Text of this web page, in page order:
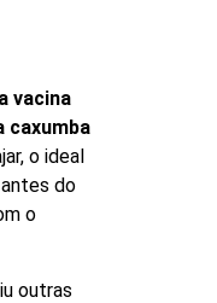
vacina
caxumba
o ideal
do
o
outras